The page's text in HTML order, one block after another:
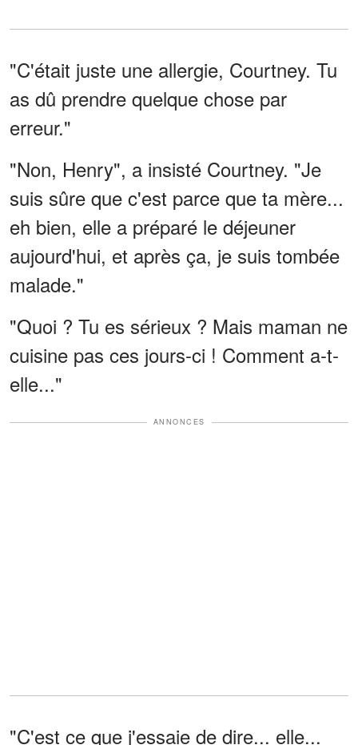
"C'était juste une allergie, Courtney. Tu
as dû prendre quelque chose par
erreur."
"Non, Henry", a insisté Courtney. "Je
suis sûre que c'est parce que ta mère...
eh bien, elle a préparé le déjeuner
aujourd'hui, et après ça, je suis tombée
malade."
"Quoi ? Tu es sérieux ? Mais maman ne
cuisine pas ces jours-ci ! Comment a-t-
elle..."
ANNONCES
"C'est ce que j'essaie de dire... elle...